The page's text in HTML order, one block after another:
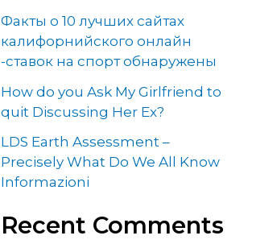
Факты о 10 лучших сайтах
калифорнийского онлайн
-ставок на спорт обнаружены
How do you Ask My Girlfriend to
quit Discussing Her Ex?
LDS Earth Assessment –
Precisely What Do We All Know
Informazioni
Recent Comments